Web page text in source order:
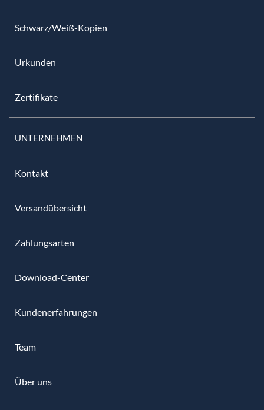
Schwarz/Weiß-Kopien
Urkunden
Zertifikate
UNTERNEHMEN
Kontakt
Versandübersicht
Zahlungsarten
Download-Center
Kundenerfahrungen
Team
Über uns